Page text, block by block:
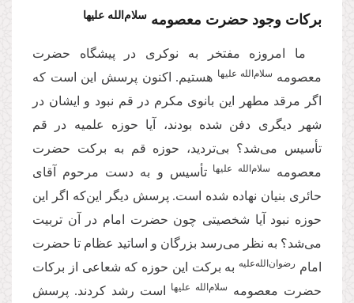
برکات وجود حضرت معصومه سلام‌الله علیها
ما امروزه مفتخر به نوکری در پیشگاه حضرت
معصومه سلام‌الله علیها هستیم. اکنون پرسش این است که
اگر مرقد مطهر این بانوی مکرم در قم نبود و ایشان در
شهر دیگری دفن شده بودند، آیا حوزه علمیه در قم
تأسیس می‌شد؟ بی‌تردید، حوزه قم به برکت حضرت
معصومه
سلام‌الله علیهاتأسیس و به دست مرحوم آقای
حائری بنیان نهاده شده است. پرسش دیگر این‌که اگر این
حوزه نبود آیا شخصیتی چون حضرت امام در آن تربیت
می‌شد؟ به نظر می‌رسد بزرگان و اساتید عظام تا حضرت
امام رضوان‌الله‌علیه به برکت این حوزه که شعاعی از برکات
حضرت معصومه
سلام‌الله علیها
است رشد کردند. پرسش